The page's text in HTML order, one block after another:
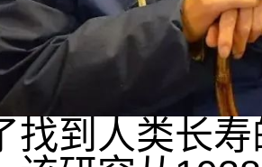
找到人类长